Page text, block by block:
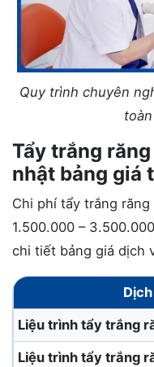
Quy trình chuyên
Tẩy trắng
nhật bảng giá
Chi phí tẩy trắng
1.500.000 –
chi tiết bảng giá dịch
Liệu trình tẩy trắng
Liệu trình tẩy trắng